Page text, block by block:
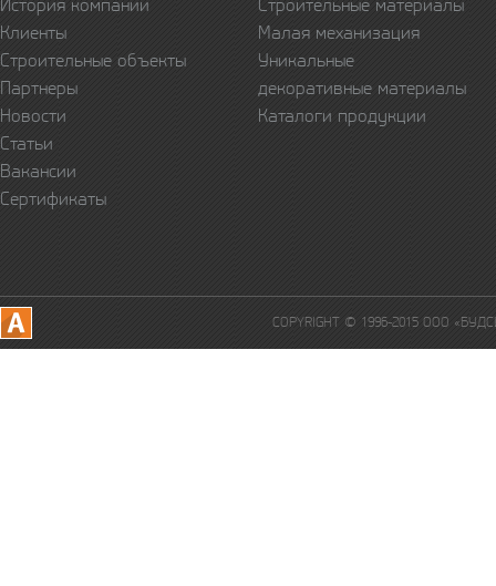
История компании
Клиенты
Строительные объекты
Партнеры
Новости
Статьи
Вакансии
Сертификаты
Строительные материалы
Малая механизация
Уникальные
декоративные материалы
Каталоги продукции
COPYRIGHT © 1996-2015 ООО